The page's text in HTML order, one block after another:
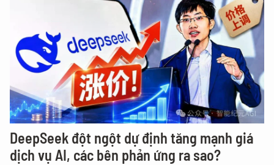
DeepSeek đột ngột dự định tăng mạnh giá
dịch vụ AI, các bên phản ứng ra sao?